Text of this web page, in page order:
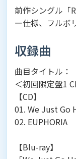
前作シングル「
ー仕様、フルボ
収録曲
曲目タイトル：
＜初回限定盤1
【CD】
01. We Just Go
02. EUPHORIA
【Blu-ray】